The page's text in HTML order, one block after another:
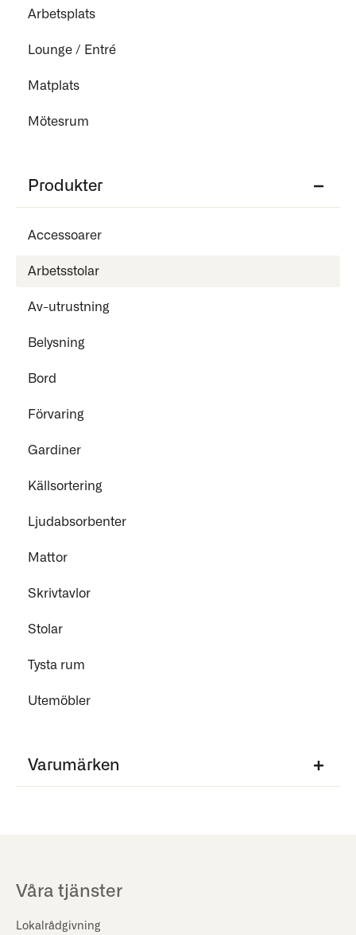
Arbetsplats
Lounge / Entré
Matplats
Mötesrum
Produkter
Accessoarer
Arbetsstolar
Av-utrustning
Belysning
Bord
Förvaring
Gardiner
Källsortering
Ljudabsorbenter
Mattor
Skrivtavlor
Stolar
Tysta rum
Utemöbler
Varumärken
Våra tjänster
Lokalrådgivning